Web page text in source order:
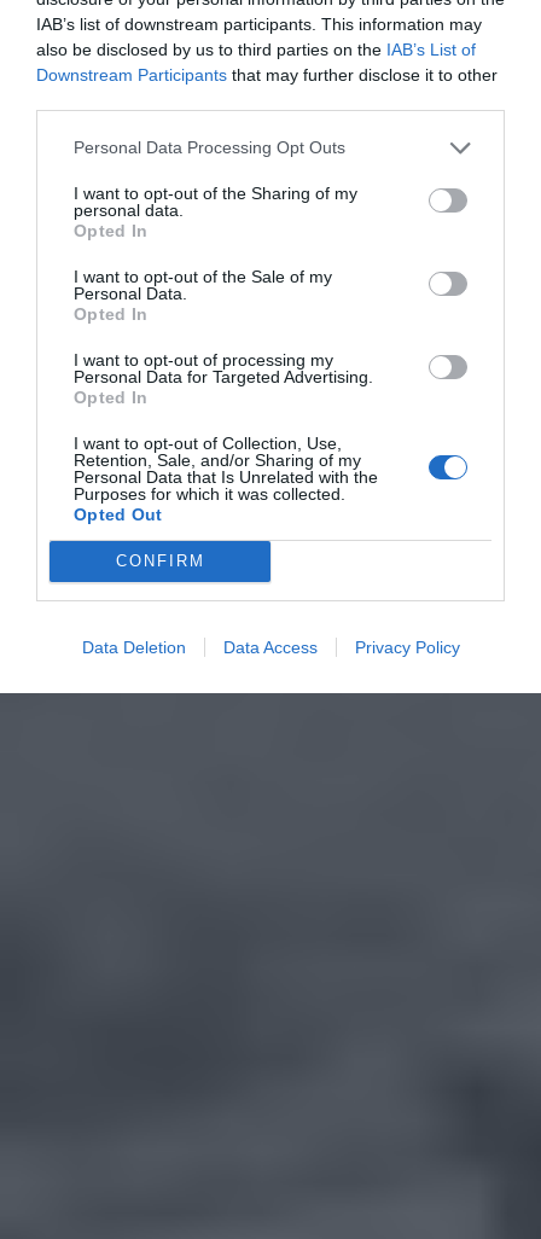
IAB’s list of downstream participants. This information may
also be disclosed by us to third parties on the IAB’s List of
Downstream Participants that may further disclose it to other
Personal Data Processing Opt Outs
I want to opt-out of the Sharing of my
personal data.
Opted In
I want to opt-out of the Sale of my
Personal Data.
Opted In
I want to opt-out of processing my
Personal Data for Targeted Advertising.
Opted In
I want to opt-out of Collection, Use,
Retention, Sale, and/or Sharing of my
Personal Data that Is Unrelated with the
Purposes for which it was collected.
Opted Out
CONFIRM
Data Deletion Data Access Privacy Policy